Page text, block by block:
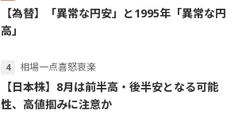
【為替】「異常な円安」と1995年「異常な円
高」
相場一点喜怒哀楽
【日本株】8月は前半高・後半安となる可能
性、高値掴みに注意か